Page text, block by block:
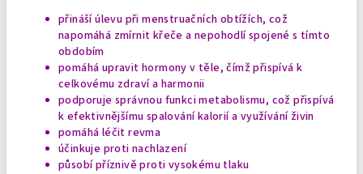
přináší úlevu při menstruačních obtížích, což
napomáhá zmírnit křeče a nepohodlí spojené s tímto
obdobím
pomáhá upravit hormony v těle, čímž přispívá k
celkovému zdraví a harmonii
podporuje správnou funkci metabolismu, což přispívá
k efektivnějšímu spalování kalorií a využívání živin
pomáhá léčit revma
účinkuje proti nachlazení
působí příznivě proti vysokému tlaku